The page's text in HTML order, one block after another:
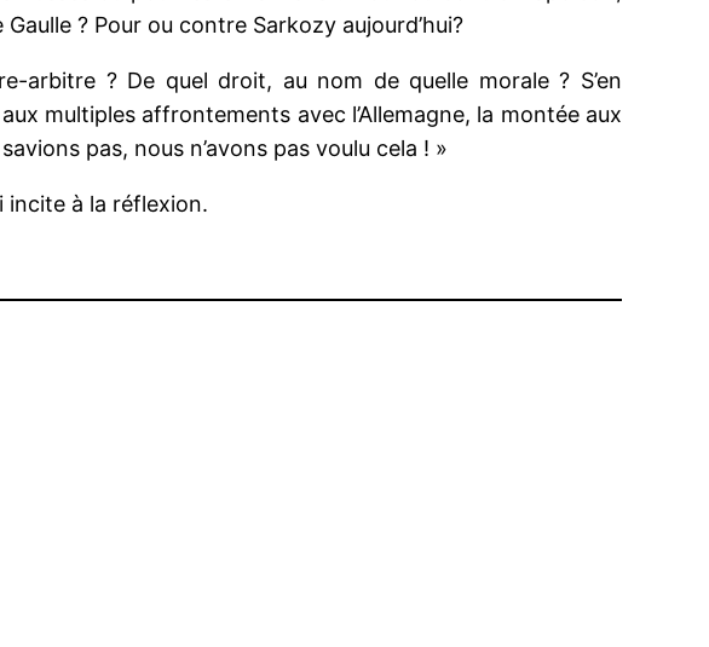
? Pour ou contre Sarkozy aujourd’hui?
arbitre ? De quel droit, au nom de quelle morale ? S’en
multiples affrontements avec l’Allemagne, la montée aux
pas, nous n’avons pas voulu cela ! »
incite à la réflexion.